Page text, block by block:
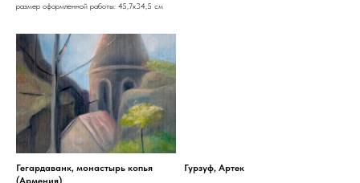
размер оформленной работы: 45,7х34,5 см
Гегардаванк, монастырь копья
Гурзуф, Артек